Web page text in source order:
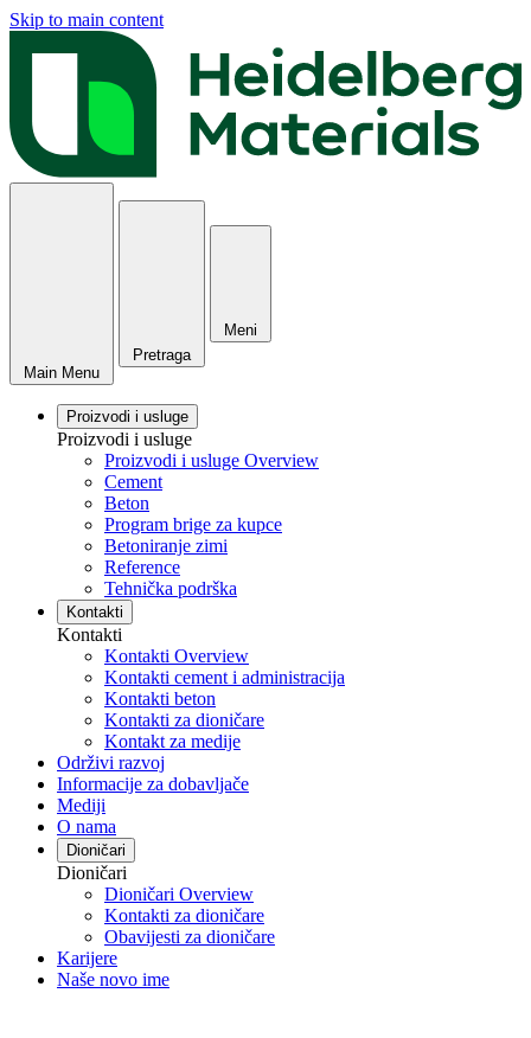
Skip to main content
Main Menu
Pretraga
Meni
Proizvodi i usluge
Proizvodi i usluge
Proizvodi i usluge Overview
Cement
Beton
Program brige za kupce
Betoniranje zimi
Reference
Tehnička podrška
Kontakti
Kontakti
Kontakti Overview
Kontakti cement i administracija
Kontakti beton
Kontakti za dioničare
Kontakt za medije
Održivi razvoj
Informacije za dobavljače
Mediji
O nama
Dioničari
Dioničari
Dioničari Overview
Kontakti za dioničare
Obavijesti za dioničare
Karijere
Naše novo ime